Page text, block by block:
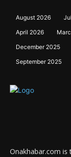
August 2026
April 2026
December 2025
September 2025
Onakhabar.com is